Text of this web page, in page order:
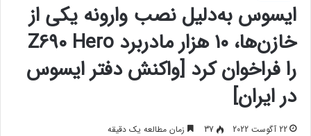
ایسوس به‌دلیل نصب وارونه یکی از
خازن‌ها، ۱۰ هزار مادربرد Z690 Hero
را فراخوان کرد [واکنش دفتر ایسوس
در ایران]
22 آگوست 2022 37 زمان مطالعه یک دقیقه